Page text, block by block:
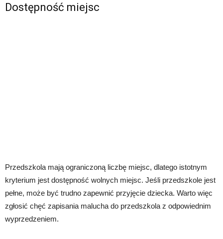
Dostępność miejsc
Przedszkola mają ograniczoną liczbę miejsc, dlatego istotnym
kryterium jest dostępność wolnych miejsc. Jeśli przedszkole jest
pełne, może być trudno zapewnić przyjęcie dziecka. Warto więc
zgłosić chęć zapisania malucha do przedszkola z odpowiednim
wyprzedzeniem.